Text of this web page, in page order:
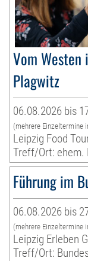
Vom
Plagwitz
06.08.2026 bis
(mehrere Einzeltermine
Leipzig Food
Treff/Ort: ehem.
Führung im
06.08.2026 bis
(mehrere Einzeltermine
Leipzig Erleben
Treff/Ort: